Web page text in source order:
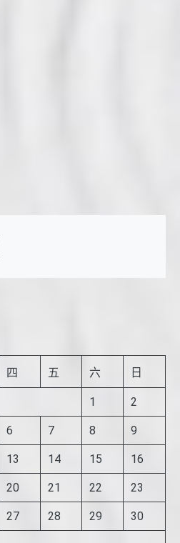
四 五 六 日
1 2
6 7 8 9
13 14 15 16
20 21 22 23
27 28 29 30